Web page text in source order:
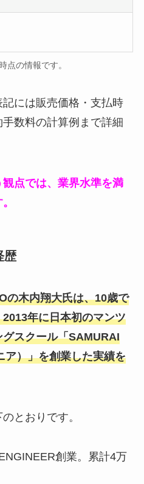
点の情報です。
には販売価格・支払時
数料の計算例まで詳細
点では、業界水準を満
歴
の木内翔大氏は、10歳で
年に日本初のマンツ
スクール「SAMURAI
ア）」を創業した実績を
とおりです。
創業。累計4万